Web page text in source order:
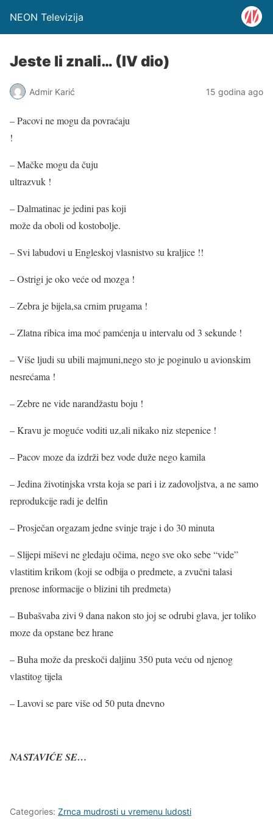
NEON Televizija
Jeste li znali… (IV dio)
Admir Karić 15 godina ago
– Pacovi ne mogu da povraćaju
!
– Mačke mogu da čuju
ultrazvuk !
– Dalmatinac je jedini pas koji
može da oboli od kostobolje.
– Svi labudovi u Engleskoj vlasnistvo su kraljice !!
– Ostrigi je oko veće od mozga !
– Zebra je bijela,sa crnim prugama !
– Zlatna ribica ima moć pamćenja u intervalu od 3 sekunde !
– Više ljudi su ubili majmuni,nego sto je poginulo u avionskim
nesrećama !
– Zebre ne vide narandžastu boju !
– Kravu je moguće voditi uz,ali nikako niz stepenice !
– Pacov moze da izdrži bez vode duže nego kamila
– Jedina životinjska vrsta koja se pari i iz zadovoljstva, a ne samo
reprodukcije radi je delfin
– Prosječan orgazam jedne svinje traje i do 30 minuta
– Slijepi miševi ne gledaju očima, nego sve oko sebe “vide”
vlastitim krikom (koji se odbija o predmete, a zvučni talasi
prenose informacije o blizini tih predmeta)
– Bubašvaba zivi 9 dana nakon sto joj se odrubi glava, jer toliko
moze da opstane bez hrane
– Buha može da preskoči daljinu 350 puta veću od njenog
vlastitog tijela
– Lavovi se pare više od 50 puta dnevno
NASTAVIĆE SE…
Categories: Zrnca mudrosti u vremenu ludosti